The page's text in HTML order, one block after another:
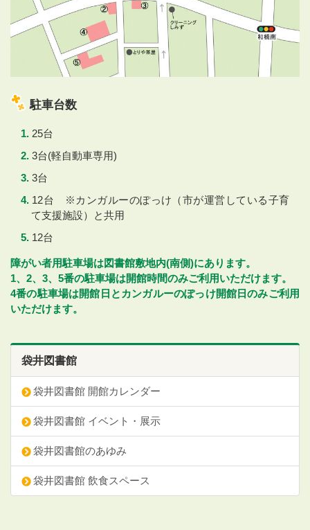
駐車台数
25台
3台(軽自動車専用)
3台
12台 ※カンガルーのぽっけ（市が運営している子育
て支援施設）と共用
12台
障がい者用駐車場は図書館敷地内(南側)にあります。
1、2、3、5番の駐車場は開館時間のみご利用いただけます。
4番の駐車場は開館日とカンガルーのぽっけ開館日のみご利用
いただけます。
袋井図書館
袋井図書館 開館カレンダー
袋井図書館 イベント・展示
袋井図書館のあゆみ
袋井図書館 飲食スペース